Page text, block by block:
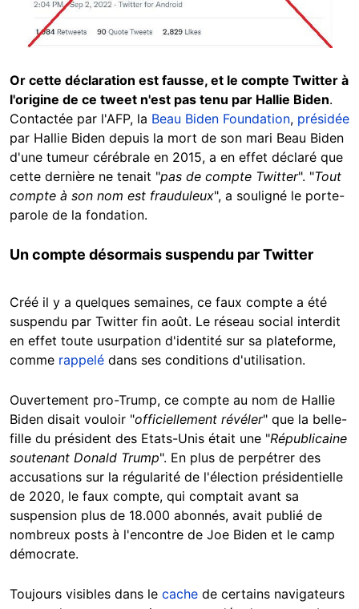
Or cette déclaration est fausse, et le compte Twitter à
l'origine de ce tweet n'est pas tenu par Hallie Biden.
Contactée par l'AFP, la Beau Biden Foundation, présidée
par Hallie Biden depuis la mort de son mari Beau Biden
d'une tumeur cérébrale en 2015, a en effet déclaré que
cette dernière ne tenait "pas de compte Twitter". "Tout
compte à son nom est frauduleux", a souligné le porte-
parole de la fondation.
Un compte désormais suspendu par Twitter
Créé il y a quelques semaines, ce faux compte a été
suspendu par Twitter fin août. Le réseau social interdit
en effet toute usurpation d'identité sur sa plateforme,
comme rappelé dans ses conditions d'utilisation.
Ouvertement pro-Trump, ce compte au nom de Hallie
Biden disait vouloir "officiellement révéler" que la belle-
fille du président des Etats-Unis était une "Républicaine
soutenant Donald Trump". En plus de perpétrer des
accusations sur la régularité de l'élection présidentielle
de 2020, le faux compte, qui comptait avant sa
suspension plus de 18.000 abonnés, avait publié de
nombreux posts à l'encontre de Joe Biden et le camp
démocrate.
Toujours visibles dans le cache de certains navigateurs